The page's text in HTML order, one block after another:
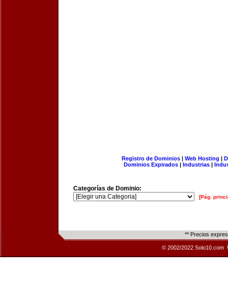
Registro de Dominios| Web Hosting |
Dominios Expirados | Industrias |
Categorías de Dominio:
[Pág.
** Precios
© 2002/2022 Solo10.com